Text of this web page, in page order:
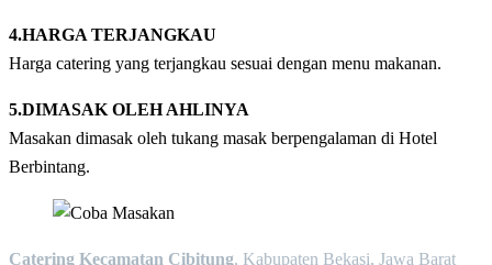
4.HARGA TERJANGKAU
Harga catering yang terjangkau sesuai dengan menu makanan.
5.DIMASAK OLEH AHLINYA
Masakan dimasak oleh tukang masak berpengalaman di Hotel
Berbintang.
Catering Kecamatan Cibitung, Kabupaten Bekasi, Jawa Barat